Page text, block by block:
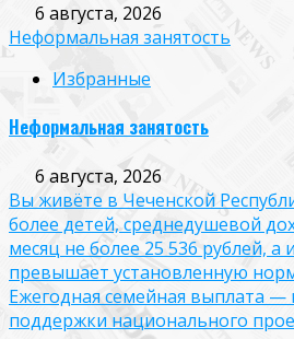
6 августа, 2026
Неформальная занятость
Избранные
Неформальная занятость
6 августа, 2026
Вы живёте в Чеченской
более детей, среднедушевой
месяц не более 25 536 рублей, а
превышает установленную
Ежегодная семейная выплата —
поддержки национального